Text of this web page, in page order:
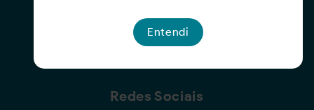
Criar Oportunidade
Redes Sociais
Entendi